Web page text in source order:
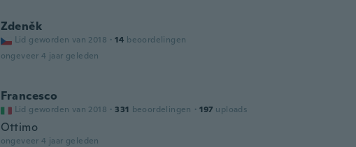
Zdeněk
Lid geworden van 2018 · 14 beoordelingen
ongeveer 4 jaar geleden
Francesco
Lid geworden van 2018 · 331 beoordelingen · 197 uploads
Ottimo
ongeveer 4 jaar geleden